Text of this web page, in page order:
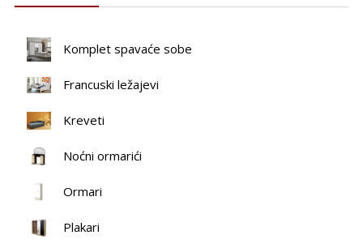
Komplet spavaće sobe
Francuski ležajevi
Kreveti
Noćni ormarići
Ormari
Plakari